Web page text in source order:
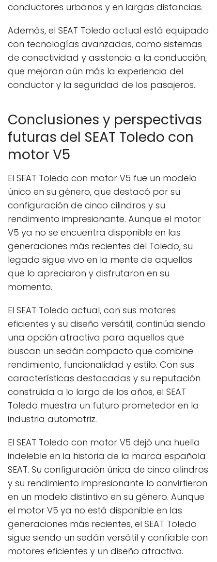
conductores urbanos y en largas distancias.
Además, el SEAT Toledo actual está equipado
con tecnologías avanzadas, como sistemas
de conectividad y asistencia a la conducción,
que mejoran aún más la experiencia del
conductor y la seguridad de los pasajeros.
Conclusiones y perspectivas
futuras del SEAT Toledo con
motor V5
El SEAT Toledo con motor V5 fue un modelo
único en su género, que destacó por su
configuración de cinco cilindros y su
rendimiento impresionante. Aunque el motor
V5 ya no se encuentra disponible en las
generaciones más recientes del Toledo, su
legado sigue vivo en la mente de aquellos
que lo apreciaron y disfrutaron en su
momento.
El SEAT Toledo actual, con sus motores
eficientes y su diseño versátil, continúa siendo
una opción atractiva para aquellos que
buscan un sedán compacto que combine
rendimiento, funcionalidad y estilo. Con sus
características destacadas y su reputación
construida a lo largo de los años, el SEAT
Toledo muestra un futuro prometedor en la
industria automotriz.
El SEAT Toledo con motor V5 dejó una huella
indeleble en la historia de la marca española
SEAT. Su configuración única de cinco cilindros
y su rendimiento impresionante lo convirtieron
en un modelo distintivo en su género. Aunque
el motor V5 ya no está disponible en las
generaciones más recientes, el SEAT Toledo
sigue siendo un sedán versátil y confiable con
motores eficientes y un diseño atractivo.